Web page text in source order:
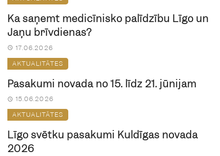
Kā saņemt medicīnisko palīdzību Līgo un
Jāņu brīvdienās?
17.06.2026
AKTUALITĀTES
Pasākumi novadā no 15. līdz 21. jūnijam
15.06.2026
AKTUALITĀTES
Līgo svētku pasākumi Kuldīgas novadā
2026